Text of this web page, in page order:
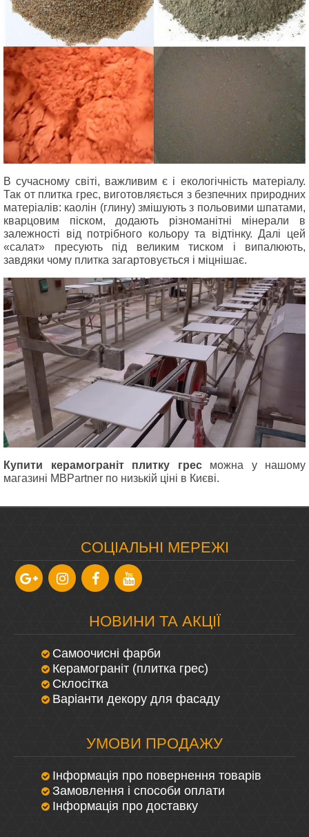
В сучасному світі, важливим є і екологічність матеріалу.
Так от плитка грес, виготовляється з безпечних природних
матеріалів: каолін (глину) змішують з польовими шпатами,
кварцовим піском, додають різноманітні мінерали в
залежності від потрібного кольору та відтінку. Далі цей
«салат» пресують під великим тиском і випалюють,
завдяки чому плитка загартовується і міцнішає.
Купити керамограніт плитку гресможна у нашому
магазині MBPartner по низькій ціні в Києві.
CОЦІАЛЬНІ МЕРЕЖІ
НОВИНИ ТА АКЦІЇ
Самоочисні фарби
Керамограніт (плитка грес)
Склосітка
Варіанти декору для фасаду
УМОВИ ПРОДАЖУ
Інформація про повернення товарів
Замовлення і способи оплати
Інформація про доставку